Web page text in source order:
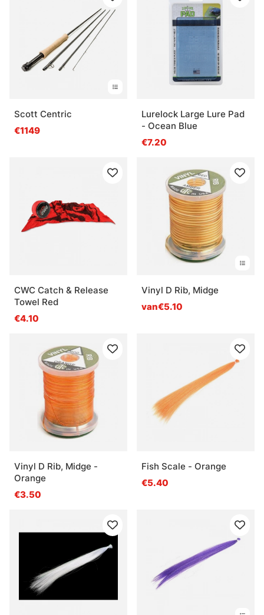
Scott Centric
€1149
Lurelock Large Lure Pad
- Ocean Blue
€7.20
CWC Catch & Release
Towel Red
€4.10
Vinyl D Rib, Midge
van€5.10
Vinyl D Rib, Midge -
Orange
€3.50
Fish Scale - Orange
€5.40